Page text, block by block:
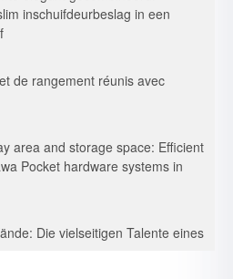
inschuifdeurbeslag in een
de rangement réunis avec
area and storage space: Efficient
Pocket hardware systems in
Die vielseitigen Talente eines